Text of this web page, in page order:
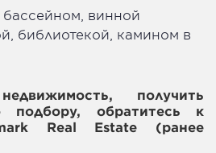
винной
библиотекой, камином в
получить
подбору, обратитесь к
Real Estate (ранее